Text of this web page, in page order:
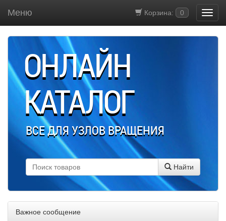
Корзина: 0
Меню
ОНЛАЙН
КАТАЛОГ
ВСЕ ДЛЯ УЗЛОВ ВРАЩЕНИЯ
Найти
Важное сообщение